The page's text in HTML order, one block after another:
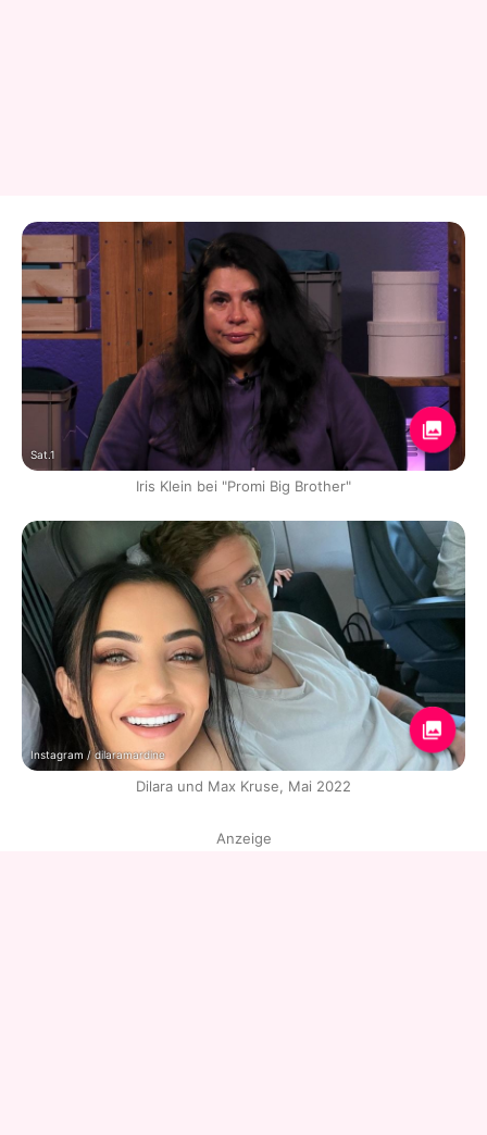
Sat.1
Iris Klein bei "Promi Big Brother"
Instagram / dilaramardine
Dilara und Max Kruse, Mai 2022
Anzeige